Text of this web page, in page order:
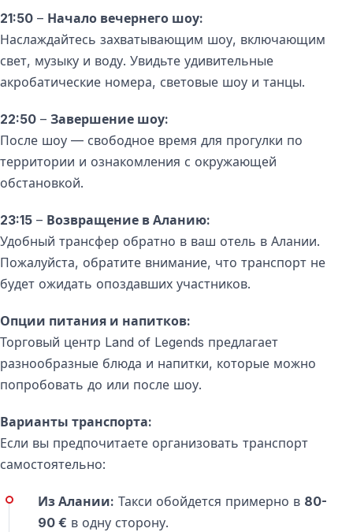
21:50 – Начало вечернего шоу:
Наслаждайтесь захватывающим шоу, включающим
свет, музыку и воду. Увидьте удивительные
акробатические номера, световые шоу и танцы.
22:50 – Завершение шоу:
После шоу — свободное время для прогулки по
территории и ознакомления с окружающей
обстановкой.
23:15 – Возвращение в Аланию:
Удобный трансфер обратно в ваш отель в Алании.
Пожалуйста, обратите внимание, что транспорт не
будет ожидать опоздавших участников.
Опции питания и напитков:
Торговый центр Land of Legends предлагает
разнообразные блюда и напитки, которые можно
попробовать до или после шоу.
Варианты транспорта:
Если вы предпочитаете организовать транспорт
самостоятельно:
Из Алании: Такси обойдется примерно в 80-
90 € в одну сторону.